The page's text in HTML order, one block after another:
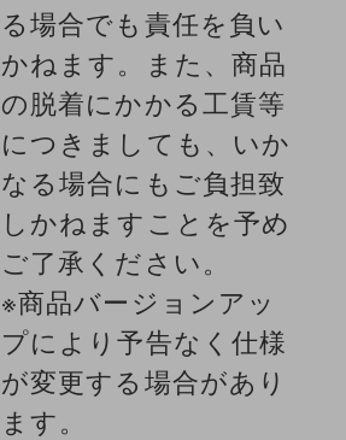
る場合でも責任を負い
かねます。また、商品
の脱着にかかる工賃等
につきましても、いか
なる場合にもご負担致
しかねますことを予め
ご了承ください。
※商品バージョンアッ
プにより予告なく仕様
が変更する場合があり
ます。